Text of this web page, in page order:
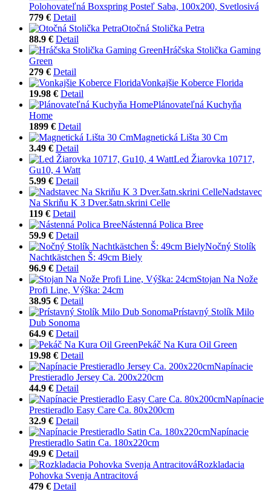
Polohovateľná Boxspring Posteľ Saba, 100x200, Svetlosivá
779 € Detail
Otočná Stolička Petra
88.9 € Detail
Hráčska Stolička Gaming
Green
279 € Detail
Vonkajšie Koberce Florida
19.98 € Detail
Plánovateľná Kuchyňa
Home
1899 € Detail
Magnetická Lišta 30 Cm
3.49 € Detail
Led Žiarovka 10717,
Gu10, 4 Watt
5.99 € Detail
Nadstavec
Na Skriňu K 3 Dver.šatn.skrini Celle
119 € Detail
Nástenná Polica Bree
59.9 € Detail
Nočný Stolík
Nachtkästchen Š: 49cm Biely
96.9 € Detail
Stojan Na Nože
Profi Line, Výška: 24cm
38.95 € Detail
Prístavný Stolík Milo
Dub Sonoma
64.9 € Detail
Pekáč Na Kura Oil Green
19.98 € Detail
Napínacie
Prestieradlo Jersey Ca. 200x220cm
44.9 € Detail
Napínacie
Prestieradlo Easy Care Ca. 80x200cm
32.9 € Detail
Napínacie
Prestieradlo Satin Ca. 180x220cm
49.9 € Detail
Rozkladacia
Pohovka Svenja Antracitová
479 € Detail